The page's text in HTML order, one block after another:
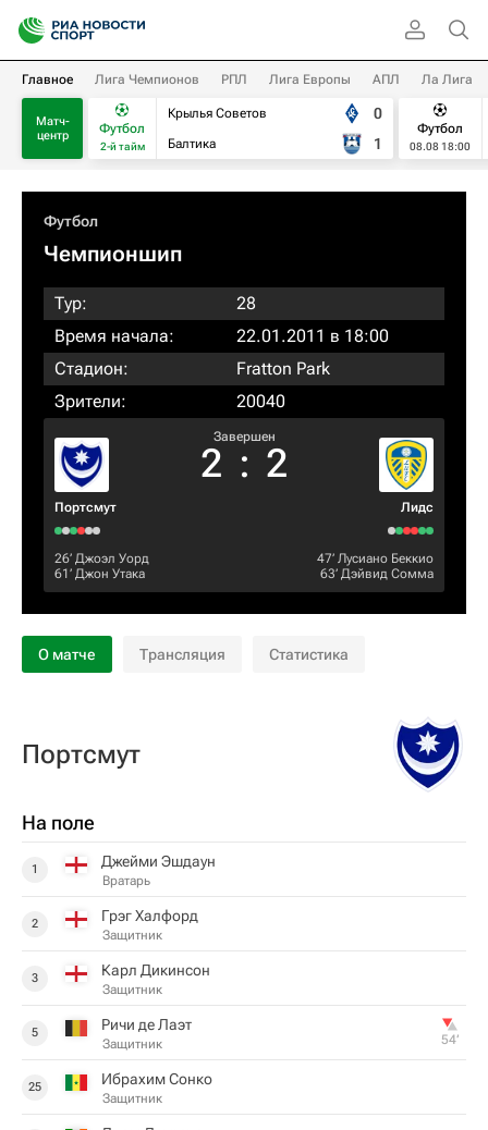
Главное Лига Чемпионов РПЛ Лига Европы АПЛ Ла Лига
Матч-
центр
Футбол
2-й тайм
Крылья Советов
Балтика
0
1
Футбол
08.08 18:00
Футбол
Чемпионшип
Тур:
28
Время начала:
22.01.2011 в 18:00
Стадион:
Fratton Park
Зрители:
20040
Пoртсмут
Завершен
2 : 2
Лидс
26‎’‎ Джоэл Уорд
61‎’‎ Джон Утака
47‎’‎ Лусиано Беккио
63‎’‎ Дэйвид Сомма
О матче Трансляция Статистика
Пoртсмут
На поле
1 Джейми Эшдаун
Вратарь
2 Грэг Халфорд
Защитник
3 Карл Дикинсон
Защитник
5 Ричи де Лаэт
Защитник 54‎’‎
25 Ибрахим Сонко
Защитник